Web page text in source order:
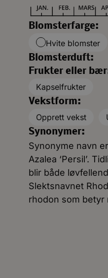
Blomsterfarge:
Hvite blomster
Blomsterduft:
Frukter eller
Kapselfrukter
Vekstform:
Opprett vekst
Synonymer:
Synonyme navn
Azalea ‘Persil’.
blir både
Slektsnavnet
rhodon som betyr